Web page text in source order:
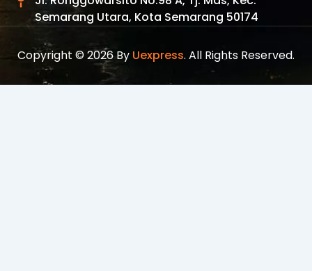
Semarang Utara, Kota Semarang 50174
Copyright © 2026 By Uexpress. All Rights Reserved.